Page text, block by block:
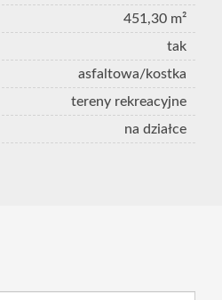
451,30 m²
tak
asfaltowa/kostka
tereny rekreacyjne
na działce